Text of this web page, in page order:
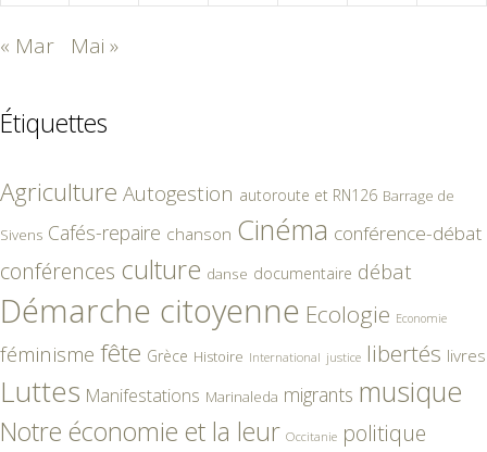
« Mar Mai »
Étiquettes
Agriculture Autogestion autoroute et RN126 Barrage de
Sivens Cafés-repaire chanson Cinéma conférence-débat
conférences culture danse documentaire débat
Démarche citoyenne Ecologie Economie
féminisme fête Grèce Histoire International justice libertés livres
Luttes Manifestations Marinaleda migrants musique
Notre économie et la leur Occitanie politique